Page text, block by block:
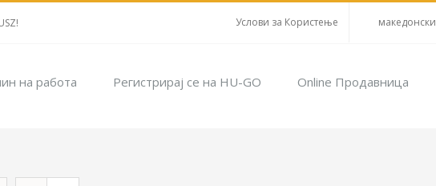
Услови за Користење македонски
на работа Регистрирај се на HU-GO Online Продавница